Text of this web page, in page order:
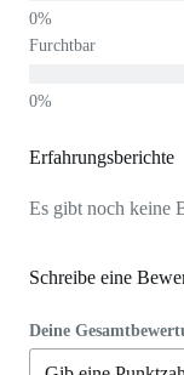
Furchtbar
Erfahrungsberichte
Es gibt noch keine
Schreibe eine
Deine